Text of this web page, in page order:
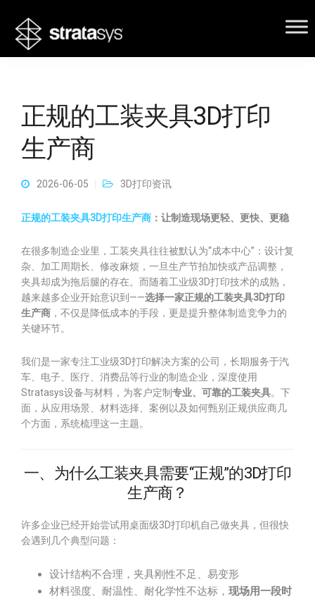
正规的工装夹具3D打印
生产商
2026-06-05 3D打印资讯
正规的工装夹具3D打印生产商 ：让制造现场更轻、更快、更稳
在很多制造企业里，工装夹具往往被默认为“成本中心”：设计复
杂、加工周期长、修改麻烦，一旦生产节拍加快或产品调整，
夹具却成为拖后腿的存在。而随着工业级3D打印技术的成熟，
越来越多企业开始意识到——选择一家正规的工装夹具3D打印
生产商 ，不仅是降低成本的手段，更是提升整体制造竞争力的
关键环节。
我们是一家专注工业级3D打印解决方案的公司，长期服务于汽
车、电子、医疗、消费品等行业的制造企业，深度使用
Stratasys设备与材料，为客户定制专业、可靠的工装夹具。下
面，从应用场景、材料选择、案例以及如何甄别正规供应商几
个方面，系统梳理这一主题。
一、为什么工装夹具需要“正规”的3D打印
生产商？
许多企业已经开始尝试用桌面级3D打印机自己做夹具，但很快
会遇到几个典型问题：
设计结构不合理，夹具刚性不足、易变形
材料强度、耐温性、耐化学性不达标， 现场用一段时